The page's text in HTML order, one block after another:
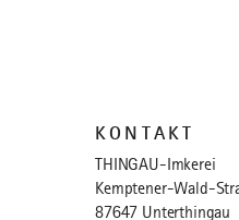
KONTAKT
THINGAU-Imkerei
Kemptener-Wald-
87647 Unterthingau